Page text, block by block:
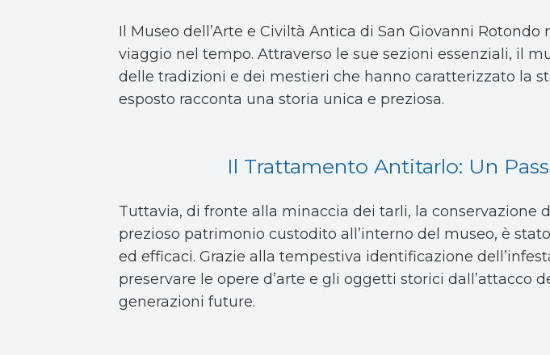
Il Museo dell’Arte e Civiltà Antica di San Giovanni
viaggio nel tempo. Attraverso le sue sezioni essenziali, il
delle tradizioni e dei mestieri che hanno caratterizzato la
esposto racconta una storia unica e preziosa.
Il Trattamento Antitarlo: Un
Tuttavia, di fronte alla minaccia dei tarli, la conservazione
prezioso patrimonio custodito all’interno del museo, è
ed efficaci. Grazie alla tempestiva identificazione
preservare le opere d’arte e gli oggetti storici dall’attacco
generazioni future.